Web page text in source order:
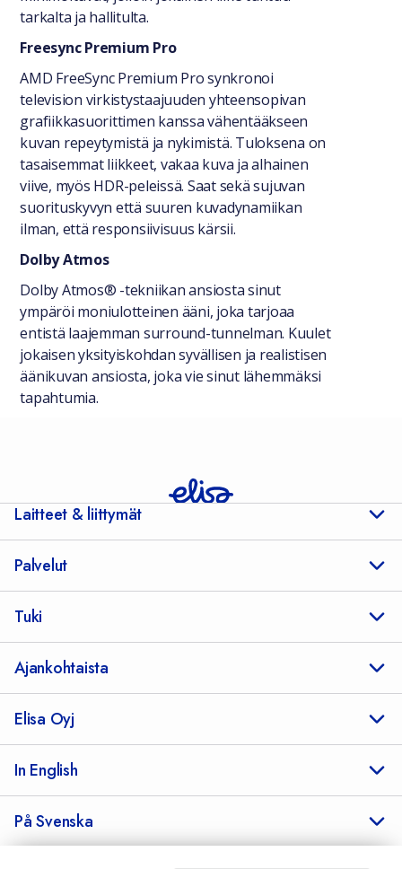
tarkalta ja hallitulta.
Freesync Premium Pro
AMD FreeSync Premium Pro synkronoi
television virkistystaajuuden yhteensopivan
grafiikkasuorittimen kanssa vähentääkseen
kuvan repeytymistä ja nykimistä. Tuloksena on
tasaisemmat liikkeet, vakaa kuva ja alhainen
viive, myös HDR-peleissä. Saat sekä sujuvan
suorituskyvyn että suuren kuvadynamiikan
ilman, että responsiivisuus kärsii.
Dolby Atmos
Dolby Atmos® -tekniikan ansiosta sinut
ympäröi moniulotteinen ääni, joka tarjoaa
entistä laajemman surround-tunnelman. Kuulet
jokaisen yksityiskohdan syvällisen ja realistisen
äänikuvan ansiosta, joka vie sinut lähemmäksi
tapahtumia.
Laitteet & liittymät
Palvelut
Tuki
Ajankohtaista
Elisa Oyj
In English
På Svenska